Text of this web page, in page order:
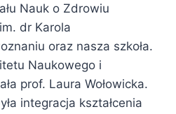
Nauk o Zdrowiu
dr Karola
oraz nasza szkoła.
Naukowego i
prof. Laura Wołowicka.
integracja kształcenia